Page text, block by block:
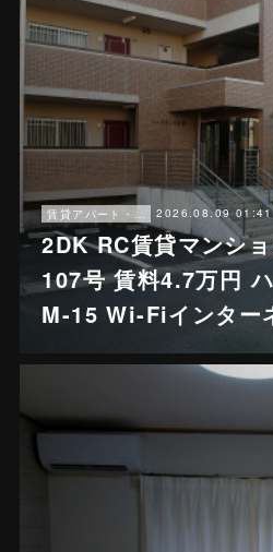
2026.08.09 01:41
2DK RC賃貸マンシ
107号 賃料4.7万円
M-15 Wi-Fiインター